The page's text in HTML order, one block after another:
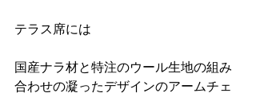
テラス席には
国産ナラ材と特注のウール生地の組み
合わせの凝ったデザインのアームチェ